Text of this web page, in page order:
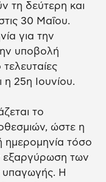
τη δεύτερη και
30 Μαΐου.
για την
υποβολή
25η Ιουνίου.
το
ώστε η
ημερομηνία τόσο
εξαργύρωση των
υπαγωγής. Η